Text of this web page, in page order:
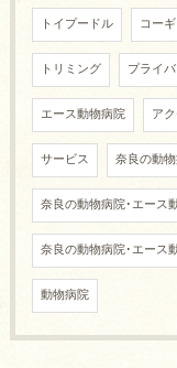
トイプードル コー
トリミング プライ
エース動物病院 ア
サービス 奈良の動
奈良の動物病院･エース
奈良の動物病院･エース
動物病院